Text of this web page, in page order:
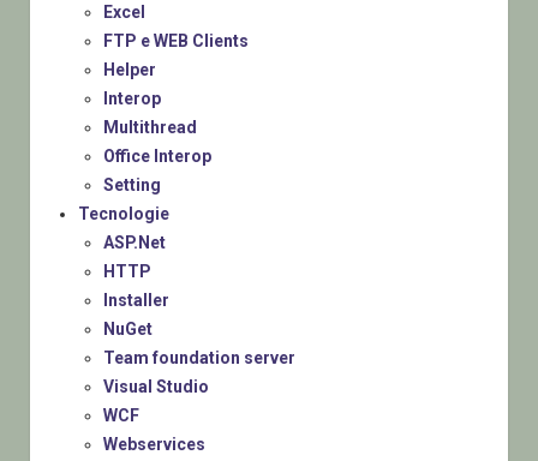
Excel
FTP e WEB Clients
Helper
Interop
Multithread
Office Interop
Setting
Tecnologie
ASP.Net
HTTP
Installer
NuGet
Team foundation server
Visual Studio
WCF
Webservices